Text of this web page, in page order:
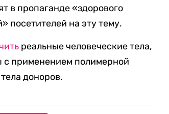
в пропаганде «здорового
посетителей на эту тему.
реальные человеческие тела,
с применением полимерной
доноров.